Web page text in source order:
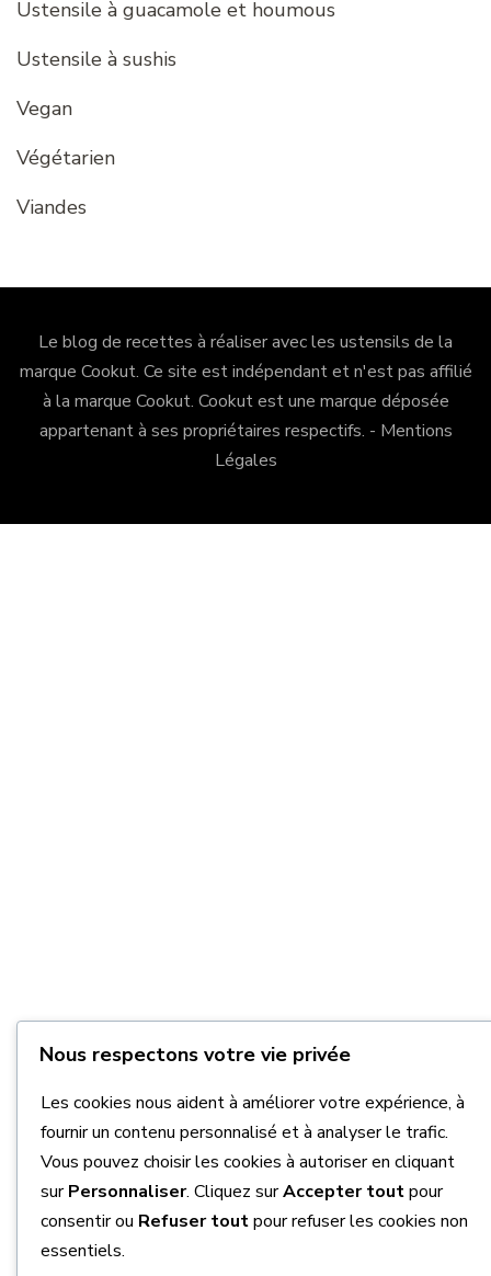
Ustensile à guacamole et houmous
Ustensile à sushis
Vegan
Végétarien
Viandes
Le blog de recettes à réaliser avec les ustensils de la
marque Cookut. Ce site est indépendant et n'est pas affilié
à la marque Cookut. Cookutest une marque déposée
appartenant à ses propriétaires respectifs. - Mentions
Légales
Nous respectons votre vie privée
Les cookies nous aident à améliorer votre expérience, à
fournir un contenu personnalisé et à analyser le trafic.
Vous pouvez choisir les cookies à autoriser en cliquant
surPersonnaliser. Cliquez surAccepter toutpour
consentir ou Refuser toutpour refuser les cookies non
essentiels.